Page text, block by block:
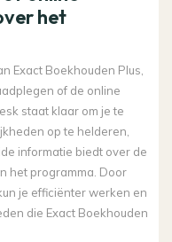
het
Exact Boekhouden Plus,
of de online
staat klaar om je te
op te helderen,
informatie biedt over de
het programma. Door
je efficiënter werken en
die Exact Boekhouden